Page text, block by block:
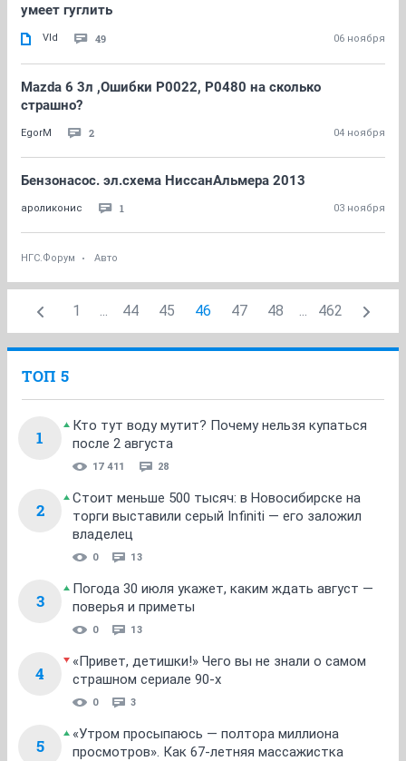
умеет гуглить
Vld 49 06 ноября
Mazda 6 3л ,Ошибки P0022, P0480 на сколько
страшно?
EgorM 2 04 ноября
Бензонасос. эл.схема НиссанАльмера 2013
ароликонис 1 03 ноября
НГС.Форум Авто
1 ... 44 45 46 47 48 ... 462
ТОП 5
1
Кто тут воду мутит? Почему нельзя купаться
после 2 августа
17 411 28
2
Стоит меньше 500 тысяч: в Новосибирске на
торги выставили серый Infiniti — его заложил
владелец
0 13
3
Погода 30 июля укажет, каким ждать август —
поверья и приметы
0 13
4
«Привет, детишки!» Чего вы не знали о самом
страшном сериале 90-х
0 3
5
«Утром просыпаюсь — полтора миллиона
просмотров». Как 67-летняя массажистка